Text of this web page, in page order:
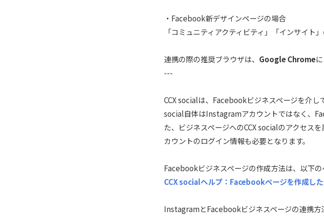
・Facebook新デザインページの場合
「コミュニティアクティビティ」「インサイト
連携の際の推奨ブラウザは、 Google Chromeに
---
CCX socialは、Facebookビジネスページを介し
social自体はInstagramアカウントではなく、
た、ビジネスページへのCCX socialのアクセス
カウントのログイン情報も必要となります。
Facebookビジネスページの作成方法は、以下の
CCX socialヘルプ：Facebookページを作成し
InstagramとFacebookビジネスページの連携方